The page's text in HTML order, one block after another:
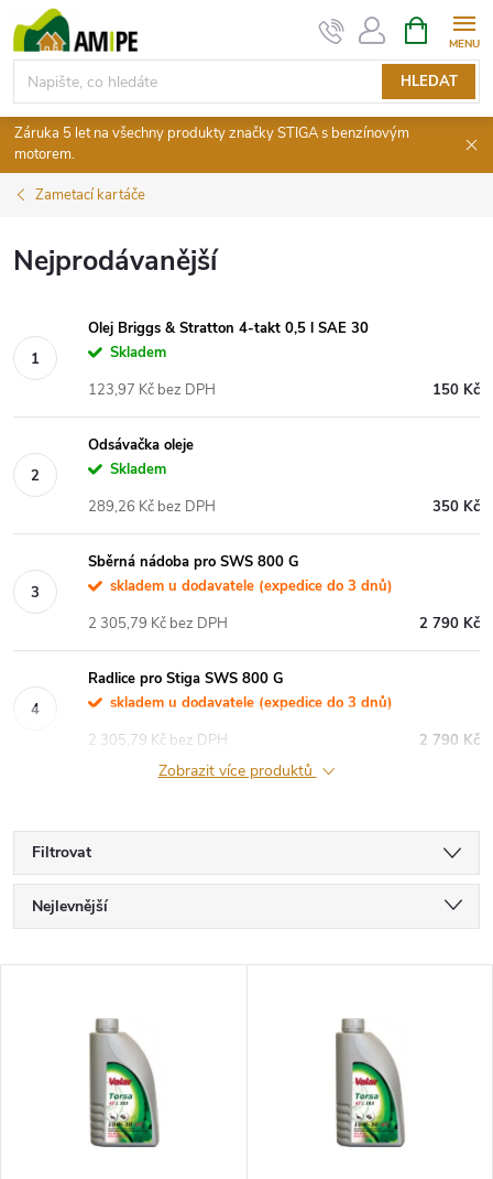
na
obsah
HLEDAT
NÁKUPNÍ
KOŠÍK
Záruka 5 let na všechny produkty značky STIGA s benzínovým
motorem.
Zametací kartáče
Nejprodávanější
Olej Briggs & Stratton 4-takt 0,5 l SAE 30
Skladem
150 Kč
123,97 Kč bez DPH
Odsávačka oleje
Skladem
350 Kč
289,26 Kč bez DPH
Sběrná nádoba pro SWS 800 G
skladem u dodavatele (expedice do 3 dnů)
2 790 Kč
2 305,79 Kč bez DPH
Radlice pro Stiga SWS 800 G
skladem u dodavatele (expedice do 3 dnů)
2 790 Kč
2 305,79 Kč bez DPH
Zobrazit více produktů
Filtrovat
Ř
a
Nejlevnější
Abecedně